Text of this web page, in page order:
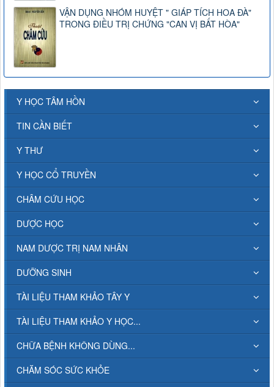
VẬN DỤNG NHÓM HUYỆT " GIÁP TÍCH HOA ĐÀ"
TRONG ĐIỀU TRỊ CHỨNG "CAN VỊ BẤT HÒA"
Y HỌC TÂM HỒN
TIN CẦN BIẾT
Y THƯ
Y HỌC CỔ TRUYỀN
CHÂM CỨU HỌC
DƯỢC HỌC
NAM DƯỢC TRỊ NAM NHÂN
DƯỠNG SINH
TÀI LIỆU THAM KHẢO TÂY Y
TÀI LIỆU THAM KHẢO Y HỌC...
CHỮA BỆNH KHÔNG DÙNG...
CHĂM SÓC SỨC KHỎE